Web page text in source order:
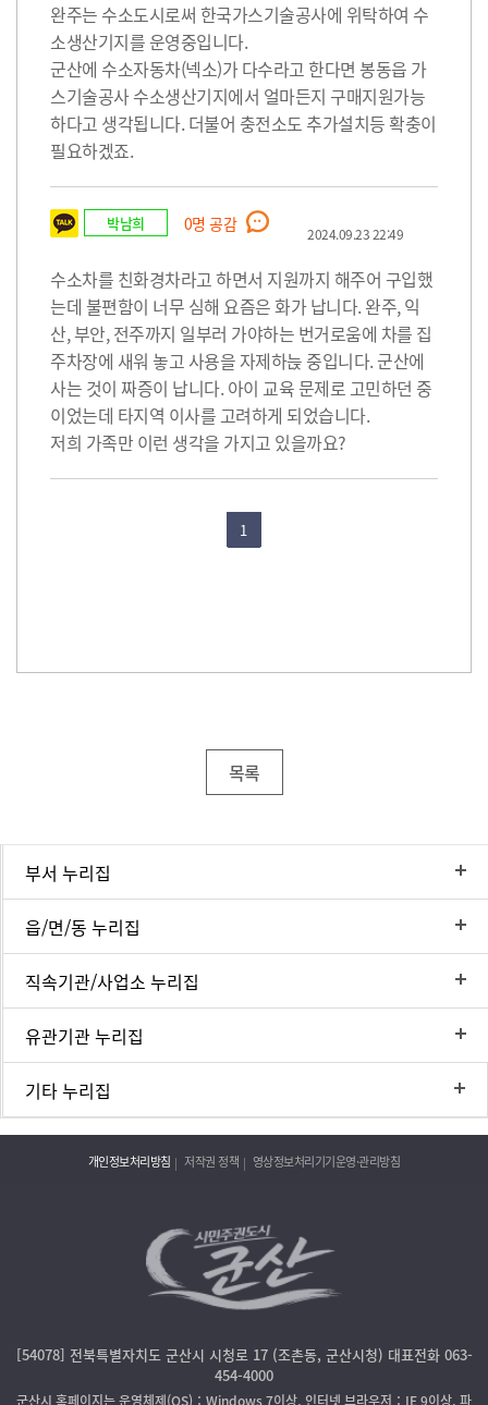
완주는 수소도시로써 한국가스기술공사에 위탁하여 수
소생산기지를 운영중입니다.
군산에 수소자동차(넥소)가 다수라고 한다면 봉동읍 가
스기술공사 수소생산기지에서 얼마든지 구매지원가능
하다고 생각됩니다. 더불어 충전소도 추가설치등 확충이
필요하겠죠.
박남희 0명 공감 2024.09.23 22:49
수소차를 친화경차라고 하면서 지원까지 해주어 구입했
는데 불편함이 너무 심해 요즘은 화가 납니다. 완주, 익
산, 부안, 전주까지 일부러 가야하는 번거로움에 차를 집
주차장에 새워 놓고 사용을 자제하늕 중입니다. 군산에
사는 것이 짜증이 납니다. 아이 교육 문제로 고민하던 중
이었는데 타지역 이사를 고려하게 되었습니다.
저희 가족만 이런 생각을 가지고 있을까요?
1
목록
부서 누리집
읍/면/동 누리집
직속기관/사업소 누리집
유관기관 누리집
기타 누리집
개인정보처리방침 저작권 정책 영상정보처리기기운영·관리방침
[54078] 전북특별자치도 군산시 시청로 17 (조촌동, 군산시청) 대표전화 063-
454-4000
군산시 홈페이지는 운영체제(OS)：Windows 7이상, 인터넷 브라우저：IE 9이상, 파